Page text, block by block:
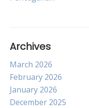
Archives
March 2026
February 2026
January 2026
December 2025